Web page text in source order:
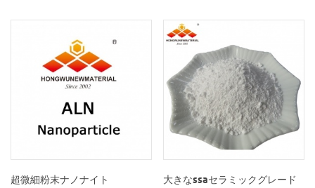
300~500nm、1~3um、
3~5um。 4.純度：99％+ 結晶
相：立方晶系 外観：ナノの黒色
庫番号：e578 ホウ化ジルコニ
ウムは、ホウ化物の主な共通材
ム系では、zrb、zrb2、zrb12、
zrb2の3種類のホウ化ジルコニ
ある高出力のカプセル化の熱放
散が設計されているので、リー
ドパッケージングモジュールか
らのラジエーターへの熱伝導が
最初に行われます。散逸技術。
主に熱伝導性接着剤、導電性銀
スラリーおよび合金はんだを含
む。熱伝導性接着剤は、熱伝導
率を改善するために、高熱伝導
性充填剤の一部をマトリックス
超微細粉末​​ナノナイト
大きなssaセラミックグレード